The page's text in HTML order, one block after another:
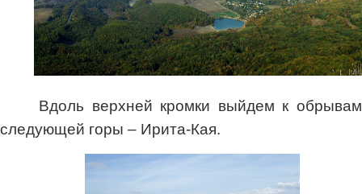
Вдоль верхней кромки выйдем к обрывам
следующей горы – Ирита-Кая.